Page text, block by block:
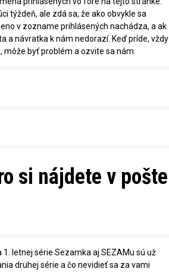
týždeň, ale zdá sa, že ako obvykle sa
v zozname prihlásených nachádza, a ak
a návratka k nám nedorazí. Keď príde, vždy
byť problém a ozvite sa nám.
si nájdete v pošte
letnej série Sezamka aj SEZAMu sú už
druhej série a čo nevidieť sa za vami